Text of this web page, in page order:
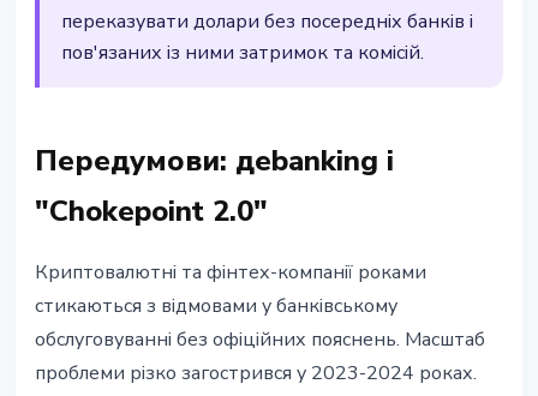
переказувати долари без посередніх банків і
пов'язаних із ними затримок та комісій.
Передумови: деbanking і
"Chokepoint 2.0"
Криптовалютні та фінтех-компанії роками
стикаються з відмовами у банківському
обслуговуванні без офіційних пояснень. Масштаб
проблеми різко загострився у 2023-2024 роках.